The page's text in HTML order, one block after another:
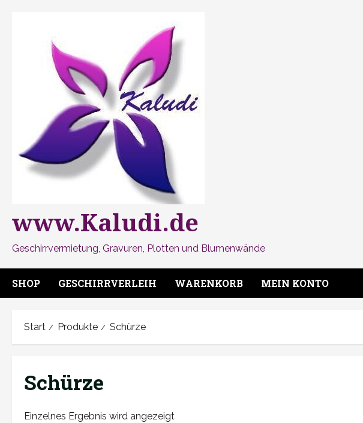
www.Kaludi.de
Geschirrvermietung, Gravuren, Plotten und Blumenwände
SHOP GESCHIRRVERLEIH WARENKORB MEIN KONTO
Start Produkte Schürze
Schürze
Einzelnes Ergebnis wird angezeigt